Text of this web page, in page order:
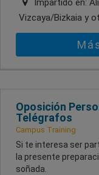
Impartido en:
Vizcaya/Bizkaia y
Oposición
Telégrafos
Campus Training
Si te interesa ser
la presente
soñada.